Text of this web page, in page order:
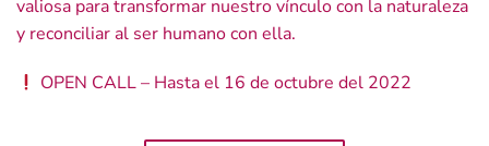
valiosa para transformar nuestro vínculo con la naturaleza
y reconciliar al ser humano con ella.
OPEN CALL – Hasta el 16 de octubre del 2022